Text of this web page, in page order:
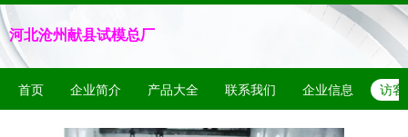
河北沧州献县试模总厂
首页 企业简介 产品大全 联系我们 企业信息 访客